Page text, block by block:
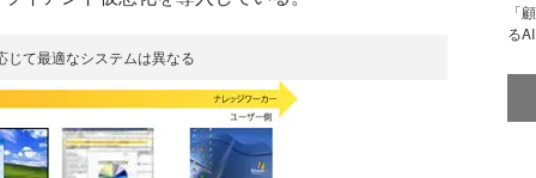
じて最適なシステムは異なる
「
る